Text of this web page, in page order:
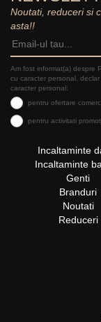
Noutati, reduceri si
asta!!
Am fost informat(a) despre
cu caracter personal,
caracter personal:
pentru ofertare
pentru activitati
Incaltaminte
Incaltaminte
Genti
Branduri
Noutati
Reduceri